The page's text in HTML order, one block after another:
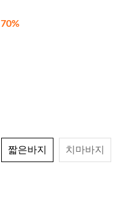
70%
짧은바지 치마바지